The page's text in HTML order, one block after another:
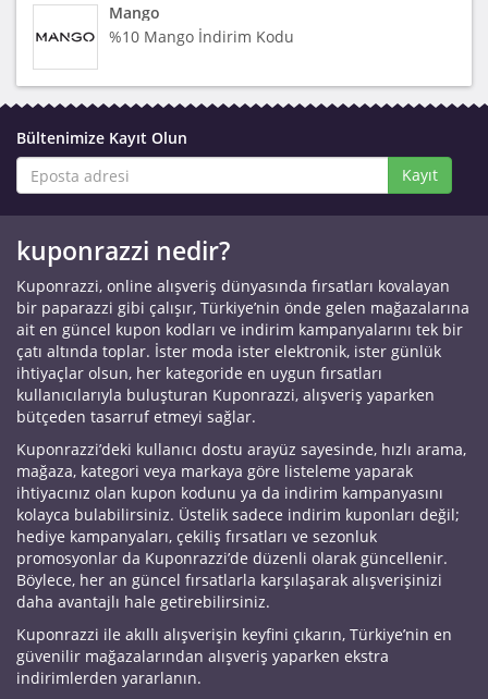
Mango
%10 Mango İndirim Kodu
Bültenimize Kayıt Olun
Kayıt
kuponrazzi nedir?
Kuponrazzi, online alışveriş dünyasında fırsatları kovalayan
bir paparazzi gibi çalışır, Türkiye’nin önde gelen mağazalarına
ait en güncel kupon kodları ve indirim kampanyalarını tek bir
çatı altında toplar. İster moda ister elektronik, ister günlük
ihtiyaçlar olsun, her kategoride en uygun fırsatları
kullanıcılarıyla buluşturan Kuponrazzi, alışveriş yaparken
bütçeden tasarruf etmeyi sağlar.
Kuponrazzi’deki kullanıcı dostu arayüz sayesinde, hızlı arama,
mağaza, kategori veya markaya göre listeleme yaparak
ihtiyacınız olan kupon kodunu ya da indirim kampanyasını
kolayca bulabilirsiniz. Üstelik sadece indirim kuponları değil;
hediye kampanyaları, çekiliş fırsatları ve sezonluk
promosyonlar da Kuponrazzi’de düzenli olarak güncellenir.
Böylece, her an güncel fırsatlarla karşılaşarak alışverişinizi
daha avantajlı hale getirebilirsiniz.
Kuponrazzi ile akıllı alışverişin keyfini çıkarın, Türkiye’nin en
güvenilir mağazalarından alışveriş yaparken ekstra
indirimlerden yararlanın.